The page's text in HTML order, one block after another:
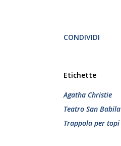
CONDIVIDI
Etichette
Agatha Christie
Teatro San Babila
Trappola per topi